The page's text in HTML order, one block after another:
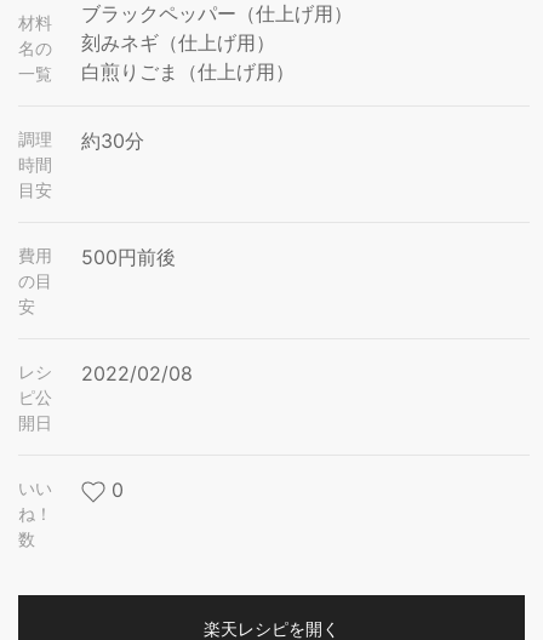
材料
名の
一覧
ブラックペッパー（仕上げ用）
刻みネギ（仕上げ用）
白煎りごま（仕上げ用）
調理
時間
目安
約30分
費用
の目
安
500円前後
レシ
ピ公
開日
2022/02/08
いい
ね！
数
0
楽天レシピを開く